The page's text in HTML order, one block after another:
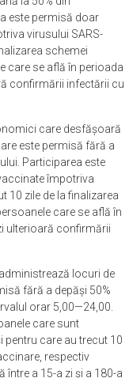
este permisă doar
virusului SARS-
schemei
care se află în perioada
confirmării infectării cu
care desfășoară
este permisă fără a
Participarea este
împotriva
10 zile de la finalizarea
care se află în
ulterioară confirmării
locuri de
fără a depăși 50%
orar 5,00—24,00.
care sunt
pentru care au trecut 10
respectiv
a 15-a zi și a 180-a